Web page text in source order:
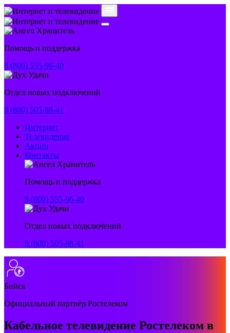
Помощь и поддержка
8 (800) 555-96-40
Отдел новых подключений
8 (800) 505-88-41
Интернет
Телевидение
Акции
Контакты
Помощь и поддержка
8 (800) 555-96-40
Отдел новых подключений
8 (800) 505-88-41
Бийск
Официальный партнёр Ростелеком
Кабельное телевидение Ростелеком в